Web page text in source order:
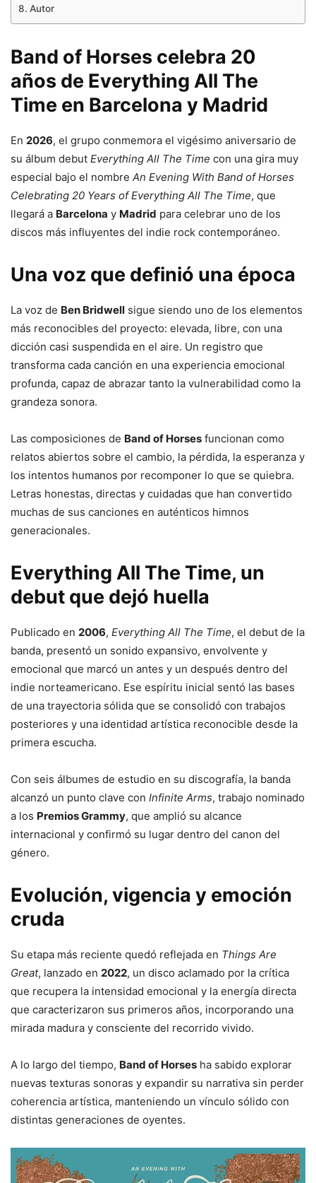
Autor
Band of Horses celebra 20
años de Everything All The
Time en Barcelona y Madrid
En 2026, el grupo conmemora el vigésimo aniversario de
su álbum debut Everything All The Time con una gira muy
especial bajo el nombre An Evening With Band of Horses
Celebrating 20 Years of Everything All The Time, que
llegará a Barcelona y Madrid para celebrar uno de los
discos más influyentes del indie rock contemporáneo.
Una voz que definió una época
La voz de Ben Bridwell sigue siendo uno de los elementos
más reconocibles del proyecto: elevada, libre, con una
dicción casi suspendida en el aire. Un registro que
transforma cada canción en una experiencia emocional
profunda, capaz de abrazar tanto la vulnerabilidad como la
grandeza sonora.
Las composiciones de Band of Horses funcionan como
relatos abiertos sobre el cambio, la pérdida, la esperanza y
los intentos humanos por recomponer lo que se quiebra.
Letras honestas, directas y cuidadas que han convertido
muchas de sus canciones en auténticos himnos
generacionales.
Everything All The Time, un
debut que dejó huella
Publicado en 2006, Everything All The Time, el debut de la
banda, presentó un sonido expansivo, envolvente y
emocional que marcó un antes y un después dentro del
indie norteamericano. Ese espíritu inicial sentó las bases
de una trayectoria sólida que se consolidó con trabajos
posteriores y una identidad artística reconocible desde la
primera escucha.
Con seis álbumes de estudio en su discografía, la banda
alcanzó un punto clave con Infinite Arms, trabajo nominado
a los Premios Grammy, que amplió su alcance
internacional y confirmó su lugar dentro del canon del
género.
Evolución, vigencia y emoción
cruda
Su etapa más reciente quedó reflejada en Things Are
Great, lanzado en 2022, un disco aclamado por la crítica
que recupera la intensidad emocional y la energía directa
que caracterizaron sus primeros años, incorporando una
mirada madura y consciente del recorrido vivido.
A lo largo del tiempo, Band of Horses ha sabido explorar
nuevas texturas sonoras y expandir su narrativa sin perder
coherencia artística, manteniendo un vínculo sólido con
distintas generaciones de oyentes.